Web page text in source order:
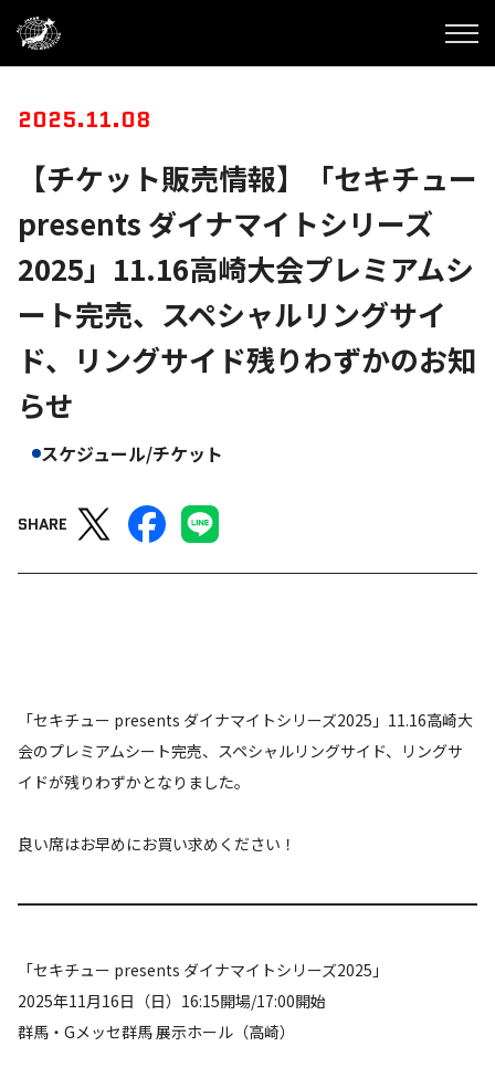
2025.11.08
【チケット販売情報】「セキチュー
presents ダイナマイトシリーズ
2025」11.16高崎大会プレミアムシ
ート完売、スペシャルリングサイ
ド、リングサイド残りわずかのお知
らせ
スケジュール/チケット
SHARE
「セキチュー presents ダイナマイトシリーズ2025」11.16高崎大
会のプレミアムシート完売、スペシャルリングサイド、リングサ
イドが残りわずかとなりました。
良い席はお早めにお買い求めください！
「セキチュー presents ダイナマイトシリーズ2025」
2025年11月16日（日）16:15開場/17:00開始
群馬・Gメッセ群馬 展示ホール（高崎）